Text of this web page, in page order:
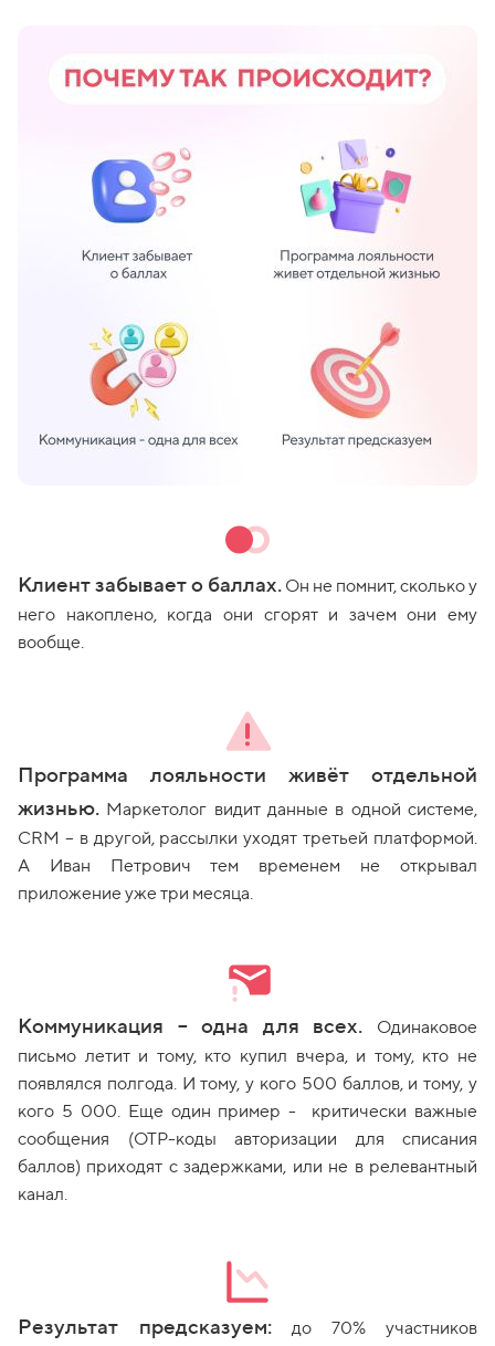
Клиент забывает о баллах. Он не помнит, сколько у
него накоплено, когда они сгорят и зачем они ему
вообще.
Программа лояльности живёт отдельной
жизнью. Маркетолог видит данные в одной системе,
CRM – в другой, рассылки уходят третьей платформой.
А Иван Петрович тем временем не открывал
приложение уже три месяца.
Коммуникация – одна для всех.
Одинаковое
письмо летит и тому, кто купил вчера, и тому, кто не
появлялся полгода. И тому, у кого 500 баллов, и тому, у
кого 5 000. Еще один пример - критически важные
сообщения (OTP-коды авторизации для списания
баллов) приходят с задержками, или не в релевантный
канал.
Результат предсказуем: до 70% участников